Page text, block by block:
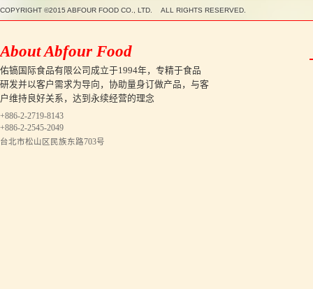
COPYRIGHT ©2015 ABFOUR FOOD CO., LTD. ALL RIGHTS RESERVED.
About Abfour Food
佑镐国际食品有限公司成立于1994年，专精于食品
研发并以客户需求为导向，协助量身订做产品，与客
户维持良好关系，达到永续经营的理念
+886-2-2719-8143
+886-2-2545-2049
台北市松山区民族东路703号